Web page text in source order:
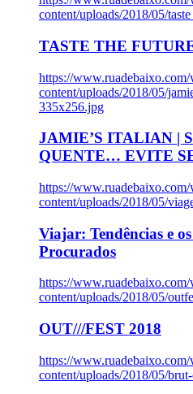
content/uploads/2018/05/
TASTE THE
https://
content/uploads/2018/05/
335x256.jpg
JAMIE’S ITALIAN |
QUENTE… EVITE
https://
content/uploads/2018/05/
Viajar: Tendências e
Procurados
https://
content/uploads/2018/05/
OUT///FEST 2018
https://
content/uploads/2018/05/